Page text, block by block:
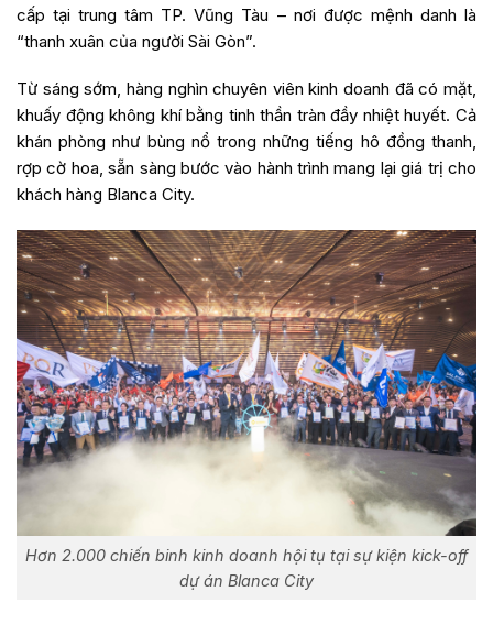
cấp tại trung tâm TP. Vũng Tàu – nơi được mệnh danh là
“thanh xuân của người Sài Gòn”.
Từ sáng sớm, hàng nghìn chuyên viên kinh doanh đã có mặt,
khuấy động không khí bằng tinh thần tràn đầy nhiệt huyết. Cả
khán phòng như bùng nổ trong những tiếng hô đồng thanh,
rợp cờ hoa, sẵn sàng bước vào hành trình mang lại giá trị cho
khách hàng Blanca City.
Hơn 2.000 chiến binh kinh doanh hội tụ tại sự kiện kick-off
dự án Blanca City